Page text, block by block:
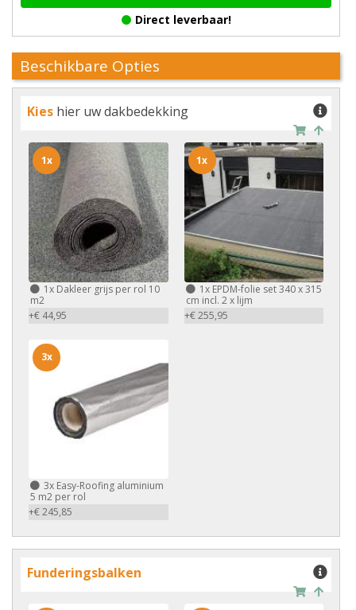
Direct leverbaar!
Beschikbare Opties
Kies hier uw dakbedekking
1x Dakleer grijs per rol 10
m2
+€ 44,95
1x
1xEPDM-folie set 340 x 315
cm incl. 2 x lijm
+€ 255,95
1x
3x Easy-Roofing aluminium
5 m2 per rol
+€ 245,85
3x
Funderingsbalken